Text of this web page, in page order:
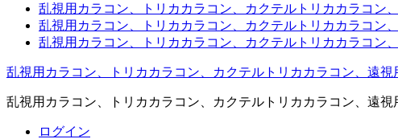
乱視用カラコン、トリカカラコン、カクテルトリカカラコン
乱視用カラコン、トリカカラコン、カクテルトリカカラコン
乱視用カラコン、トリカカラコン、カクテルトリカカラコン
乱視用カラコン、トリカカラコン、カクテルトリカカラコン、遠
乱視用カラコン、トリカカラコン、カクテルトリカカラコン、遠
ログイン